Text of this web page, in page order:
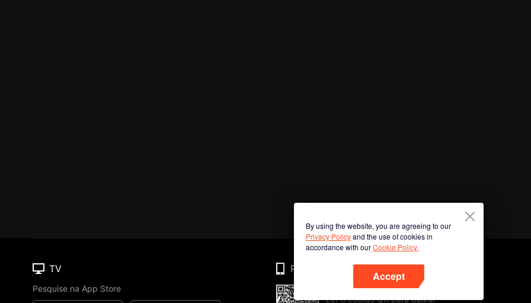
By using the website, you are agreeing to our
Privacy Policyand the use of cookies in
accordance with ourCookie Policy.
Accept
TV
Pesquise na App Store
Phone
Ler o código QR para baixar